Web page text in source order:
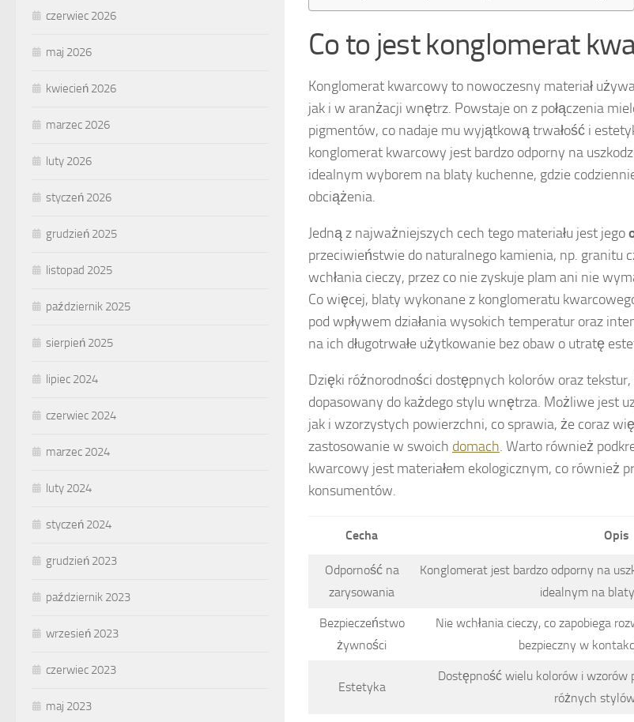
Co to jest konglomerat
Konglomerat kwarcowy to nowoczesny materiał
jak i w aranżacji wnętrz. Powstaje on z połączenia
pigmentów, co nadaje mu wyjątkową trwałość i
konglomerat kwarcowy jest bardzo odporny na
idealnym wyborem na blaty kuchenne, gdzie
obciążenia.
Jedną z najważniejszych cech tego materiału jest jego
przeciwieństwie do naturalnego kamienia, np. granitu
wchłania cieczy, przez co nie zyskuje plam ani nie
Co więcej, blaty wykonane z konglomeratu
pod wpływem działania wysokich temperatur oraz
na ich długotrwałe użytkowanie bez obaw o utratę
Dzięki różnorodności dostępnych kolorów oraz
dopasowany do każdego stylu wnętrza. Możliwe jest
jak i wzorzystych powierzchni, co sprawia, że coraz
zastosowanie w swoich domach. Warto również
kwarcowy jest materiałem ekologicznym, co również
konsumentów.
Cecha Opis
Odporność na
zarysowania
Konglomerat jest bardzo odporny na
idealnym na
Bezpieczeństwo
żywności
Nie wchłania cieczy, co zapobiega
bezpieczny w
Estetyka
Dostępność wielu kolorów i wzorów
różnych
czerwiec 2026
maj 2026
kwiecień 2026
marzec 2026
luty 2026
styczeń 2026
grudzień 2025
listopad 2025
październik 2025
sierpień 2025
lipiec 2024
czerwiec 2024
marzec 2024
luty 2024
styczeń 2024
grudzień 2023
październik 2023
wrzesień 2023
czerwiec 2023
maj 2023